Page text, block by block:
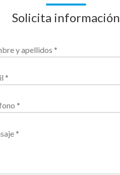
Solicita información